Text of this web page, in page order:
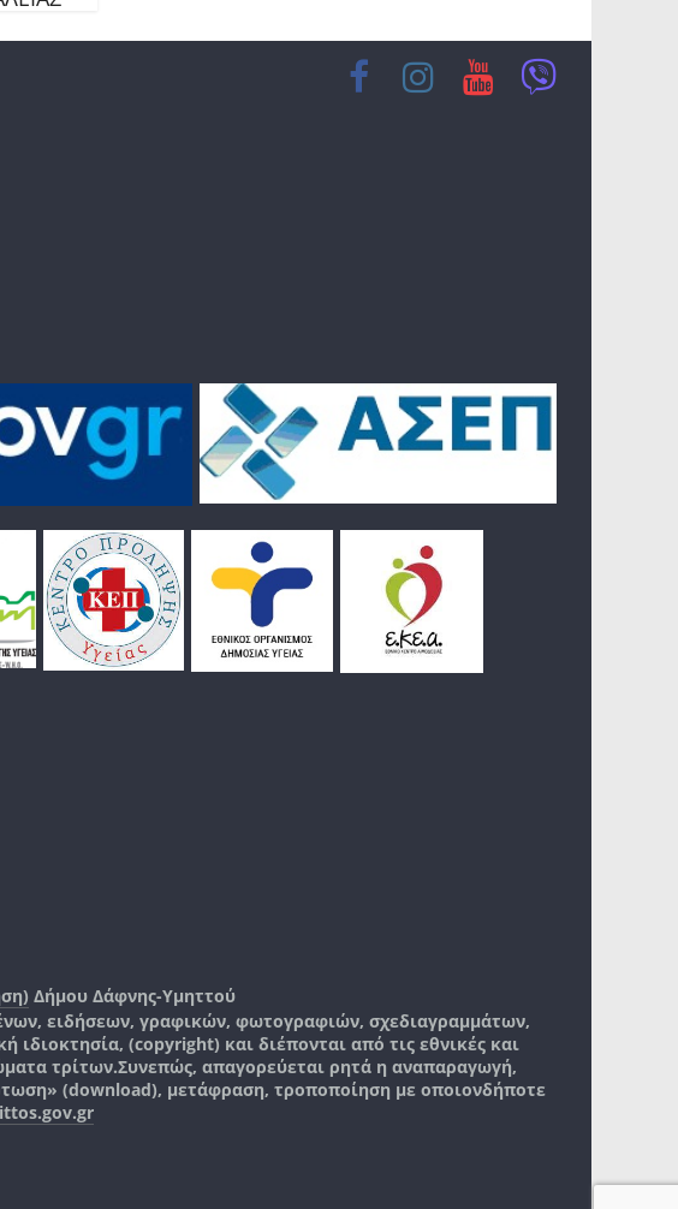
Δήμου Δάφνης-Υμηττού
ειδήσεων, γραφικών, φωτογραφιών, σχεδιαγραμμάτων,
(copyright) και διέπονται από τις εθνικές και
τρίτων.Συνεπώς, απαγορεύεται ρητά η αναπαραγωγή,
(download), μετάφραση, τροποποίηση με οποιονδήποτε